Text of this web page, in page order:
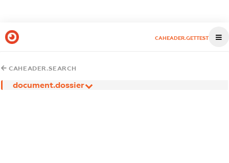
CAHEADER.GETTEST
CAHEADER.SEARCH
document.dossier